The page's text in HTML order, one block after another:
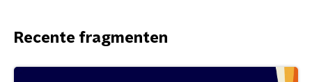
Recente fragmenten